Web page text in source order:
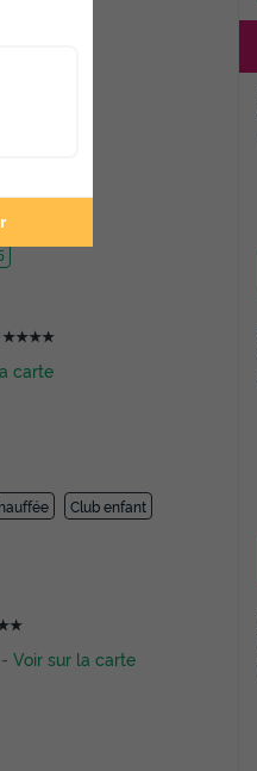
★★★★
carte
Club enfant
-Voir sur la carte